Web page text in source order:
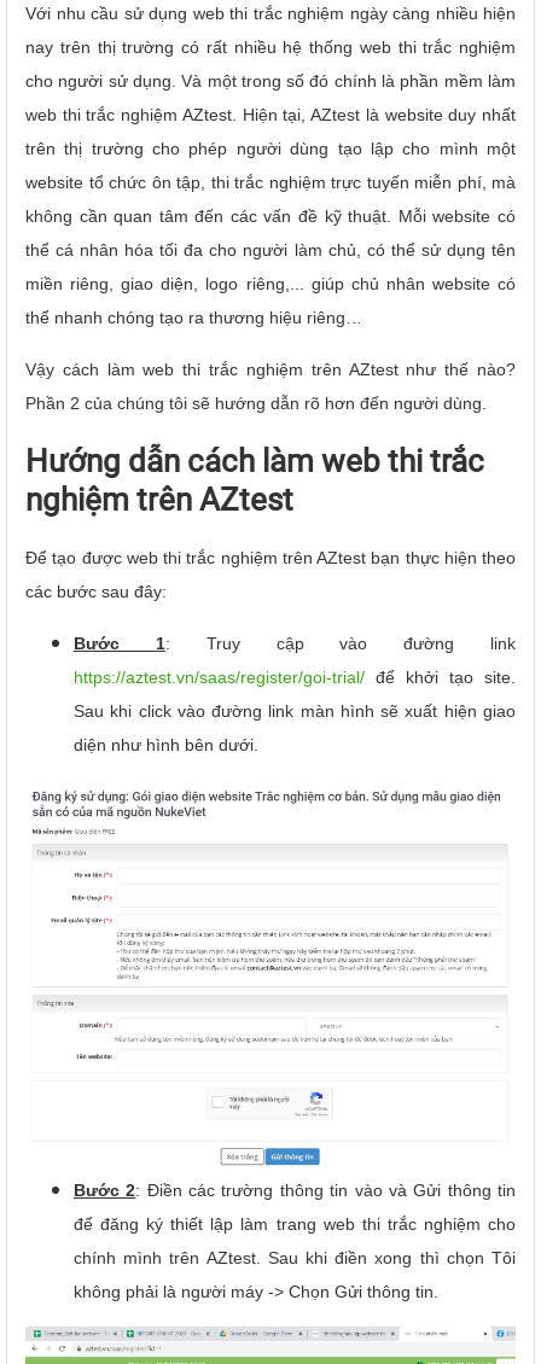
Với nhu cầu sử dụng web thi trắc nghiệm ngày càng nhiều hiện
nay trên thị trường có rất nhiều hệ thống web thi trắc nghiệm
cho người sử dụng. Và một trong số đó chính là phần mềm làm
web thi trắc nghiệm AZtest. Hiện tại, AZtest là website duy nhất
trên thị trường cho phép người dùng tạo lập cho mình một
website tổ chức ôn tập, thi trắc nghiệm trực tuyến miễn phí, mà
không cần quan tâm đến các vấn đề kỹ thuật. Mỗi website có
thể cá nhân hóa tối đa cho người làm chủ, có thể sử dụng tên
miền riêng, giao diện, logo riêng,... giúp chủ nhân website có
thể nhanh chóng tạo ra thương hiệu riêng…
Vậy cách làm web thi trắc nghiệm trên AZtest như thế nào?
Phần 2 của chúng tôi sẽ hướng dẫn rõ hơn đến người dùng.
Hướng dẫn cách làm web thi trắc
nghiệm trên AZtest
Để tạo được web thi trắc nghiệm trên AZtest bạn thực hiện theo
các bước sau đây:
Bước 1: Truy cập vào đường link
https://aztest.vn/saas/register/goi-trial/ để khởi tạo site.
Sau khi click vào đường link màn hình sẽ xuất hiện giao
diện như hình bên dưới.
Bước 2: Điền các trường thông tin vào và Gửi thông tin
để đăng ký thiết lập làm trang web thi trắc nghiệm cho
chính mình trên AZtest. Sau khi điền xong thì chọn Tôi
không phải là người máy -> Chọn Gửi thông tin.